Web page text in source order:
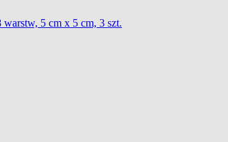
warstw, 5 cm x 5 cm, 3 szt.